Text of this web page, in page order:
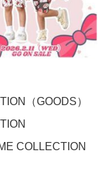
（GOODS）
COLLECTION